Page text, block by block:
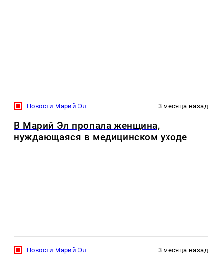
Новости Марий Эл 3 месяца назад
В Марий Эл пропала женщина,
нуждающаяся в медицинском уходе
Новости Марий Эл 3 месяца назад